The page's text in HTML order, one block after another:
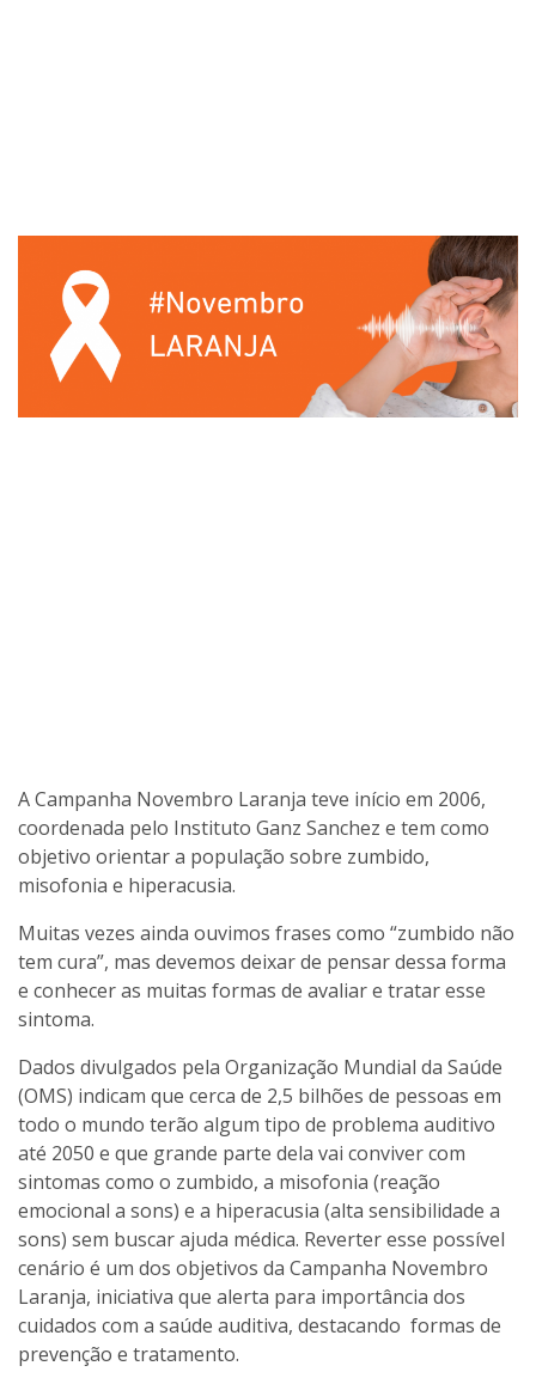
A Campanha Novembro Laranja teve início em 2006,
coordenada pelo Instituto Ganz Sanchez e tem como
objetivo orientar a população sobre zumbido,
misofonia e hiperacusia.
Muitas vezes ainda ouvimos frases como “zumbido não
tem cura”, mas devemos deixar de pensar dessa forma
e conhecer as muitas formas de avaliar e tratar esse
sintoma.
Dados divulgados pela Organização Mundial da Saúde
(OMS) indicam que cerca de 2,5 bilhões de pessoas em
todo o mundo terão algum tipo de problema auditivo
até 2050 e que grande parte dela vai conviver com
sintomas como o zumbido, a misofonia (reação
emocional a sons) e a hiperacusia (alta sensibilidade a
sons) sem buscar ajuda médica. Reverter esse possível
cenário é um dos objetivos da Campanha Novembro
Laranja, iniciativa que alerta para importância dos
cuidados com a saúde auditiva, destacando formas de
prevenção e tratamento.